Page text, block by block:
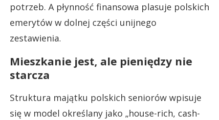
potrzeb. A płynność finansowa plasuje polskich
emerytów w dolnej części unijnego
zestawienia.
Mieszkanie jest, ale pieniędzy nie
starcza
Struktura majątku polskich seniorów wpisuje
się w model określany jako „house-rich, cash-